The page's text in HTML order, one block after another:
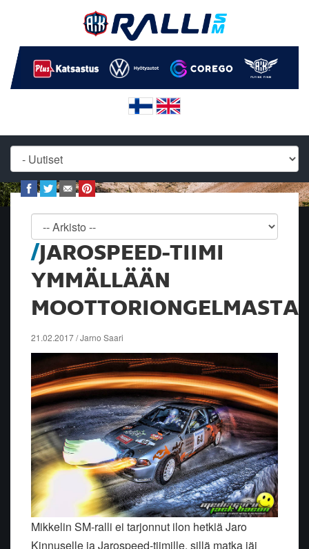
JAROSPEED-TIIMI
YMMÄLLÄÄN
MOOTTORIONGELMASTA
21.02.2017 / Jarno Saari
Mikkelin SM-ralli ei tarjonnut ilon hetkiä Jaro
Kinnuselle ja Jarospeed-tiimille, sillä matka jäi